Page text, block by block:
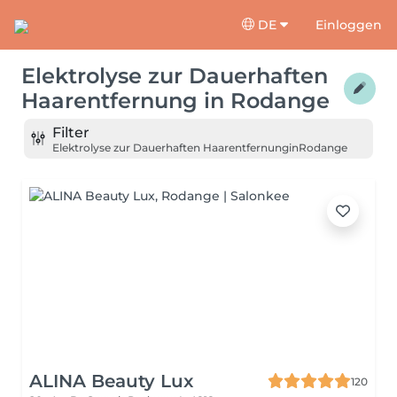
DE Einloggen
Elektrolyse zur Dauerhaften
Haarentfernung in Rodange
Filter
Elektrolyse zur Dauerhaften HaarentfernunginRodange
ALINA Beauty Lux
120